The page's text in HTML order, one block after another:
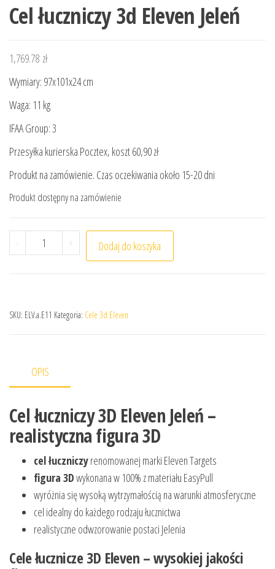
Cel łuczniczy 3d Eleven Jeleń
1,769.78 zł
Wymiary: 97x101x24 cm
Waga: 11 kg
IFAA Group: 3
Przesyłka kurierska Pocztex, koszt 60,90 zł
Produkt na zamówienie. Czas oczekiwania około 15-20 dni
Produkt dostępny na zamówienie
- ilość Cel łuczniczy 3d Eleven Jeleń
+ Dodaj do koszyka
SKU: ELV.a.E11 Kategoria: Cele 3d Eleven
OPIS
Cel łuczniczy 3D Eleven Jeleń –
realistyczna figura 3D
cel łuczniczyrenomowanej marki Eleven Targets
figura 3Dwykonana w 100% z materiału EasyPull
wyróżnia się wysoką wytrzymałością na warunki atmosferyczne
cel idealny do każdego rodzaju łucznictwa
realistyczne odwzorowanie postaci Jelenia
Cele łucznicze 3D Eleven – wysokiej jakości